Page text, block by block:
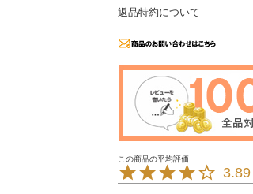
返品特約について
3.89